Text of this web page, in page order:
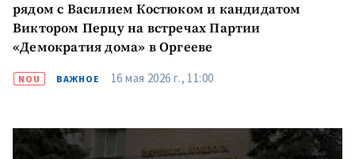
рядом с Василием Костюком и кандидатом
Виктором Перцу на встречах Партии
«Демократия дома» в Оргееве
NOU ВАЖНОЕ 16 мая 2026 г., 11:00